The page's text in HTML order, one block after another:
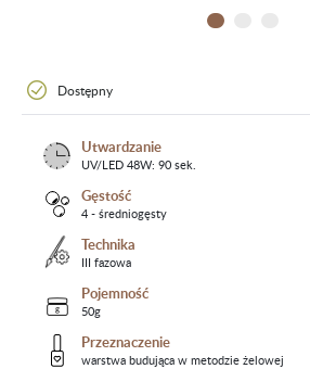
Dostępny
Utwardzanie
UV/LED 48W: 90 sek.
Gęstość
4 - średniogęsty
Technika
III fazowa
Pojemność
50g
Przeznaczenie
warstwa budująca w metodzie żelowej